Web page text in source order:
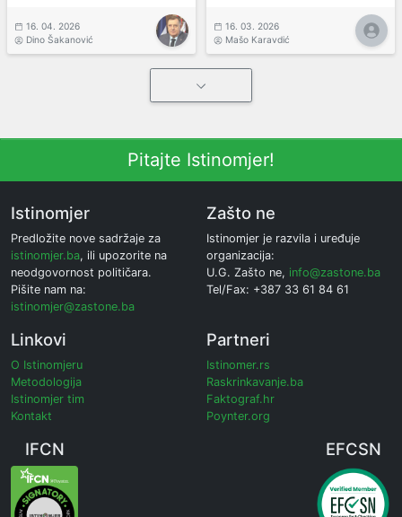
16. 04. 2026
Dino Šakanović
16. 03. 2026
Mašo Karavdić
Pitajte Istinomjer!
Istinomjer
Predložite nove sadržaje za
istinomjer.ba, ili upozorite na
neodgovornost političara.
Pišite nam na:
istinomjer@zastone.ba
Zašto ne
Istinomjer je razvila i uređuje
organizacija:
U.G. Zašto ne, info@zastone.ba
Tel/Fax: +387 33 61 84 61
Linkovi
O Istinomjeru
Metodologija
Istinomjer tim
Kontakt
Partneri
Istinomer.rs
Raskrinkavanje.ba
Faktograf.hr
Poynter.org
IFCN EFCSN